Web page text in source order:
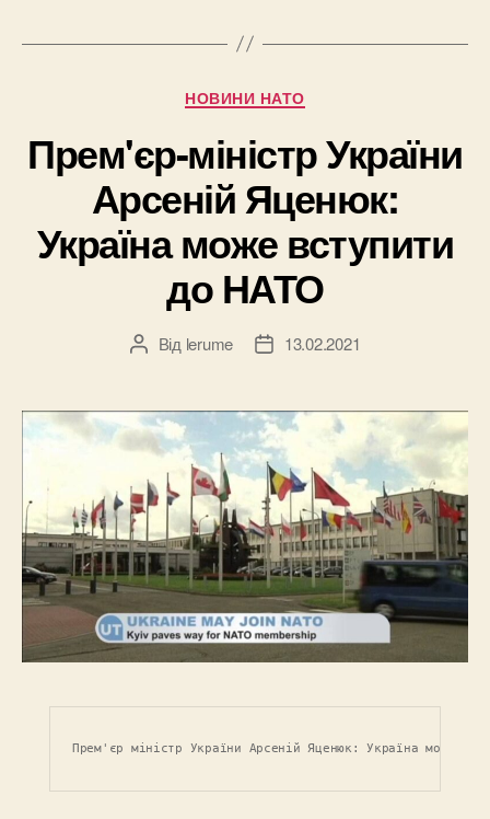
Категорії
НОВИНИ НАТО
Прем'єр-міністр України
Арсеній Яценюк:
Україна може вступити
до НАТО
Автор
Від lerume
Дата13.02.2021
Прем'єр міністр України Арсеній Яценюк: Україна може